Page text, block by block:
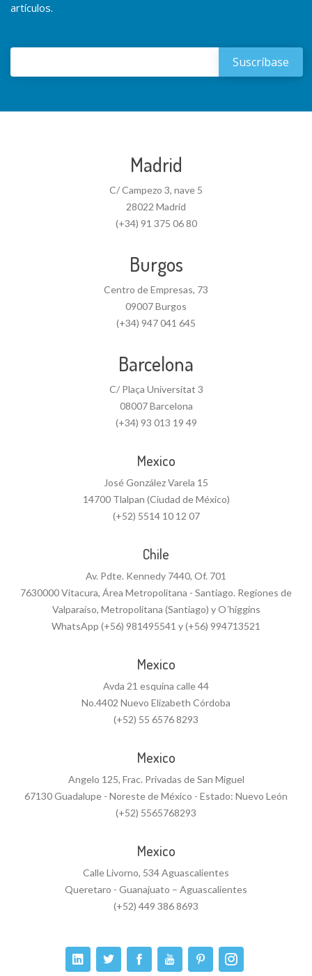
artículos.
Madrid
C/ Campezo 3, nave 5
28022 Madrid
(+34) 91 375 06 80
Burgos
Centro de Empresas, 73
09007 Burgos
(+34) 947 041 645
Barcelona
C/ Plaça Universitat 3
08007 Barcelona
(+34) 93 013 19 49
Mexico
José González Varela 15
14700 Tlalpan (Ciudad de México)
(+52) 5514 10 12 07
Chile
Av. Pdte. Kennedy 7440, Of. 701
7630000 Vitacura, Área Metropolitana - Santiago. Regiones de
Valparaíso, Metropolitana (Santiago) y O´higgins
WhatsApp (+56) 981495541 y (+56) 994713521
Mexico
Avda 21 esquina calle 44
No.4402 Nuevo Elizabeth Córdoba
(+52) 55 6576 8293
Mexico
Angelo 125, Frac. Privadas de San Miguel
67130 Guadalupe - Noreste de México - Estado: Nuevo León
(+52) 5565768293
Mexico
Calle Livorno, 534 Aguascalientes
Queretaro - Guanajuato – Aguascalientes
(+52) 449 386 8693